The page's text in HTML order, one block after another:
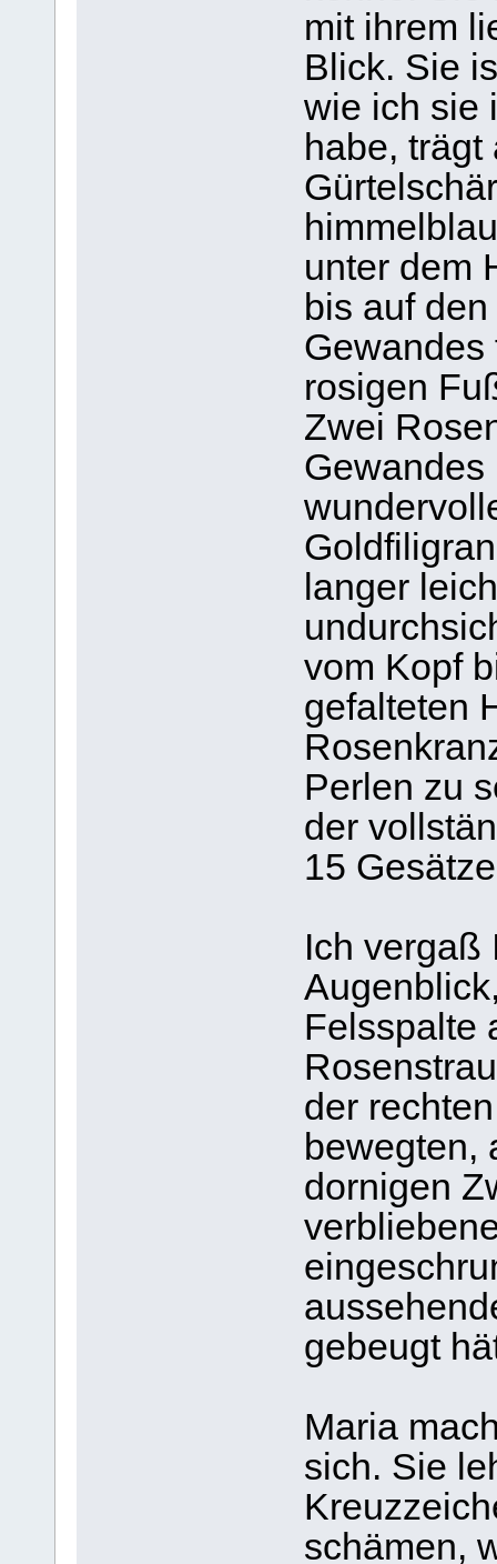
mit ihrem
Blick. Sie
wie ich sie
habe,
unter dem
bis auf
Gewandes
rosigen
Zwei
langer
vom Kopf
gefalteten
Perlen zu
der
15
Ich vergaß
Felsspalte
der
bewegten,
dornigen
gebeugt
Maria
sich. Sie
schämen,